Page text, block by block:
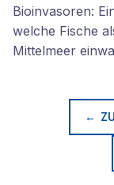
Bioinvasoren:
welche Fische
Mittelmeer
←